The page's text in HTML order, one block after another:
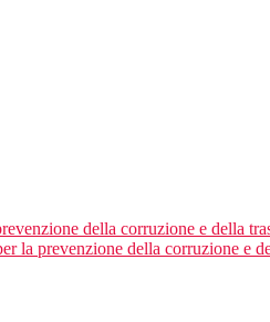
della corruzione e della
la prevenzione della corruzione e